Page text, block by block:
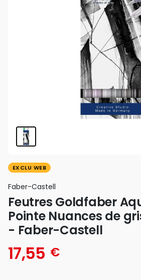
EXCLU WEB
Faber-Castell
Feutres Goldfaber
Pointe Nuances de
- Faber-Castell
17,55 €